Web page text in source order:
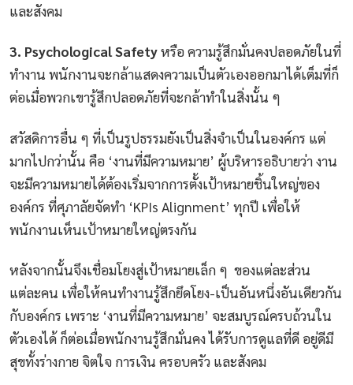
และสังคม
3. Psychological Safetyหรือ ความรู้สึกมั่นคงปลอดภัยในที่
ทำงาน พนักงานจะกล้าแสดงความเป็นตัวเองออกมาได้เต็มที่ก็
ต่อเมื่อพวกเขารู้สึกปลอดภัยที่จะกล้าทำในสิ่งนั้น ๆ
สวัสดิการอื่น ๆ ที่เป็นรูปธรรมยังเป็นสิ่งจำเป็นในองค์กร แต่
มากไปกว่านั้น คือ ‘งานที่มีความหมาย’ ผู้บริหารอธิบายว่า งาน
จะมีความหมายได้ต้องเริ่มจากการตั้งเป้าหมายชิ้นใหญ่ของ
องค์กร ที่ศุภาลัยจัดทำ ‘KPIs Alignment’ ทุกปี เพื่อให้
พนักงานเห็นเป้าหมายใหญ่ตรงกัน
หลังจากนั้นจึงเชื่อมโยงสู่เป้าหมายเล็ก ๆ ของแต่ละส่วน
แต่ละคน เพื่อให้คนทำงานรู้สึกยึดโยง-เป็นอันหนึ่งอันเดียวกัน
กับองค์กร เพราะ ‘งานที่มีความหมาย’ จะสมบูรณ์ครบถ้วนใน
ตัวเองได้ ก็ต่อเมื่อพนักงานรู้สึกมั่นคง ได้รับการดูแลที่ดี อยู่ดีมี
สุขทั้งร่างกาย จิตใจ การเงิน ครอบครัว และสังคม